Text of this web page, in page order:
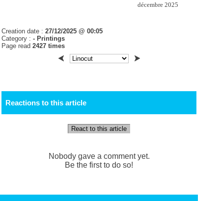
décembre 2025
Creation date :27/12/2025 @ 00:05
Category :- Printings
Page read2427 times
Reactions to this article
React to this article
Nobody gave a comment yet.
Be the first to do so!